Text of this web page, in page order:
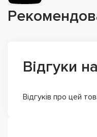
Відгуки
Відгуків про цей